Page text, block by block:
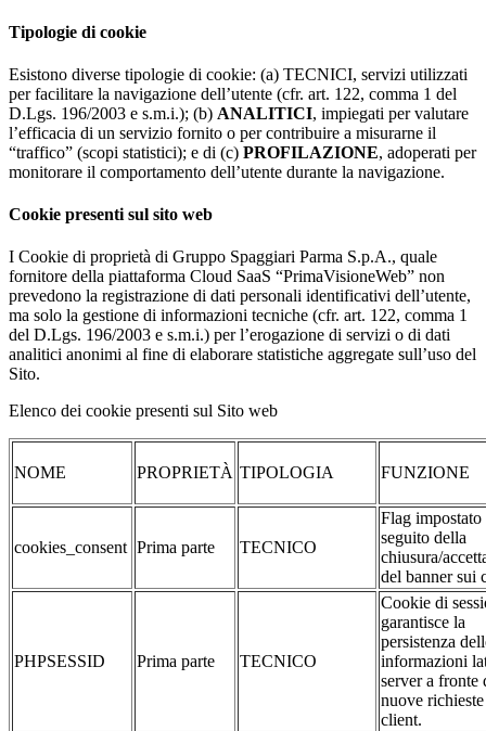
Tipologie di cookie
Esistono diverse tipologie di cookie: (a) TECNICI, servizi utilizzati
per facilitare la navigazione dell’utente (cfr. art. 122, comma 1 del
D.Lgs. 196/2003 e s.m.i.); (b) ANALITICI, impiegati per valutare
l’efficacia di un servizio fornito o per contribuire a misurarne il
“traffico” (scopi statistici); e di (c) PROFILAZIONE, adoperati per
monitorare il comportamento dell’utente durante la navigazione.
Cookie presenti sul sito web
I Cookie di proprietà di Gruppo Spaggiari Parma S.p.A., quale
fornitore della piattaforma Cloud SaaS “PrimaVisioneWeb” non
prevedono la registrazione di dati personali identificativi dell’utente,
ma solo la gestione di informazioni tecniche (cfr. art. 122, comma 1
del D.Lgs. 196/2003 e s.m.i.) per l’erogazione di servizi o di dati
analitici anonimi al fine di elaborare statistiche aggregate sull’uso del
Sito.
Elenco dei cookie presenti sul Sito web
NOME PROPRIETÀ TIPOLOGIA FUNZIONE
cookies_consent Prima parte TECNICO
Flag impostato
seguito della
chiusura/
del banner sui
PHPSESSID Prima parte TECNICO
Cookie di
garantisce la
persistenza
informazioni
server a fronte
nuove
client.